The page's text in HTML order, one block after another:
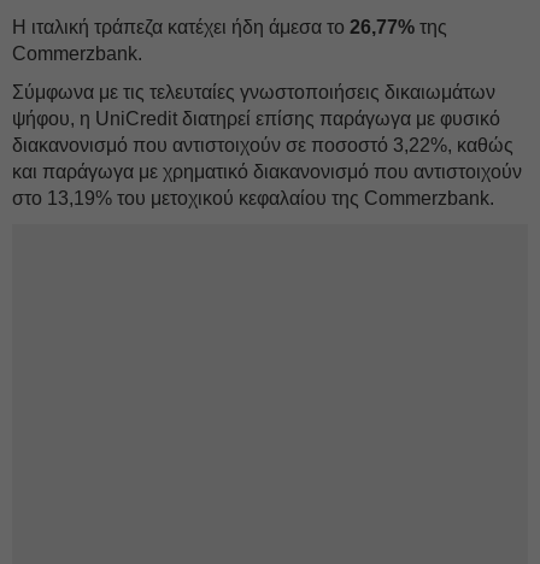
Η ιταλική τράπεζα κατέχει ήδη άμεσα το 26,77% της
Commerzbank.
Σύμφωνα με τις τελευταίες γνωστοποιήσεις δικαιωμάτων
ψήφου, η UniCredit διατηρεί επίσης παράγωγα με φυσικό
διακανονισμό που αντιστοιχούν σε ποσοστό 3,22%, καθώς
και παράγωγα με χρηματικό διακανονισμό που αντιστοιχούν
στο 13,19% του μετοχικού κεφαλαίου της Commerzbank.